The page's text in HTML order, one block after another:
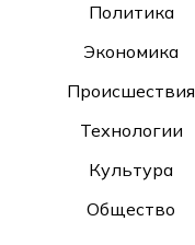
Политика
Экономика
Происшествия
Технологии
Культура
Общество